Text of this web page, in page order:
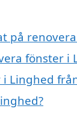
på
fönster i
Linghed